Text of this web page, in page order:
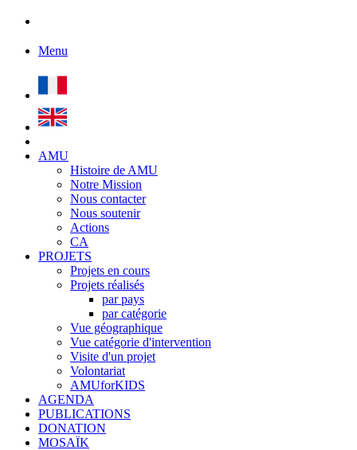
Menu
AMU
Histoire de AMU
Notre Mission
Nous contacter
Nous soutenir
Actions
CA
PROJETS
Projets en cours
Projets réalisés
par pays
par catégorie
Vue géographique
Vue catégorie d'intervention
Visite d'un projet
Volontariat
AMUforKIDS
AGENDA
PUBLICATIONS
DONATION
MOSAÏK